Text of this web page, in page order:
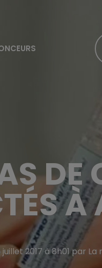
DE
À
juillet 2017 à 8h01 par